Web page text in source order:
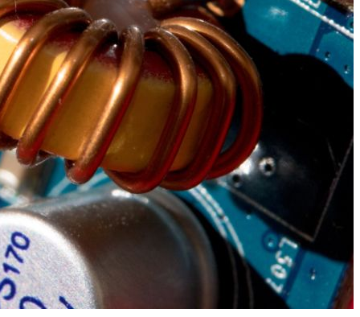
材料